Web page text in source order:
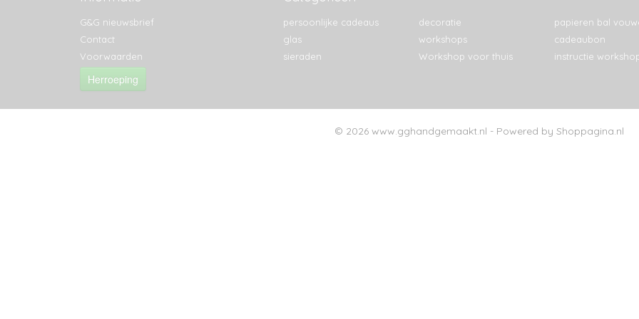
G&G nieuwsbrief
Contact
Voorwaarden
Herroeping
persoonlijke cadeaus
glas
sieraden
decoratie
workshops
Workshop voor thuis
papieren bal
cadeaubon
instructie
© 2026 www.gghandgemaakt.nl - Powered by Shoppagina.nl